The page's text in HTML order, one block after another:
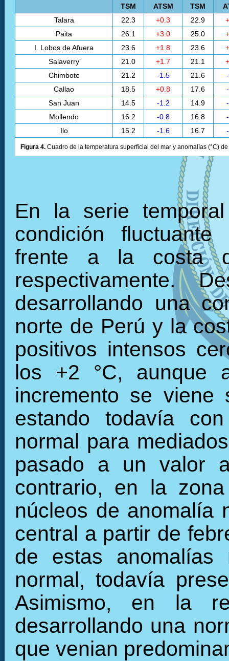
TSM ATSM TSM
Talara
22.3 +0.3 22.9
Paita
26.1 +3.0 25.0
I. Lobos de Afuera
23.6 +1.8 23.6
Salaverry
21.0 +1.7 21.1
Chimbote
21.2 -1.5 21.6
Callao
18.5 +0.8 17.6
San Juan
14.5 -1.2 14.9
Mollendo
16.2 -0.8 16.8
Ilo
15.2 -1.6 16.7
Figura 4. Cuadro de la temperatura superficial del mar y anomalías (°C)
En la serie
condición
frente a la costa
respectivamente.
desarrollando una
norte de Perú y la
positivos intensos
los +2 °C, aunque
incremento se viene
estando todavía
normal para
pasado a un valor
contrario, en la
núcleos de anomalía
central a partir de
de estas
normal, todavía
Asimismo, en la
desarrollando una
que venian